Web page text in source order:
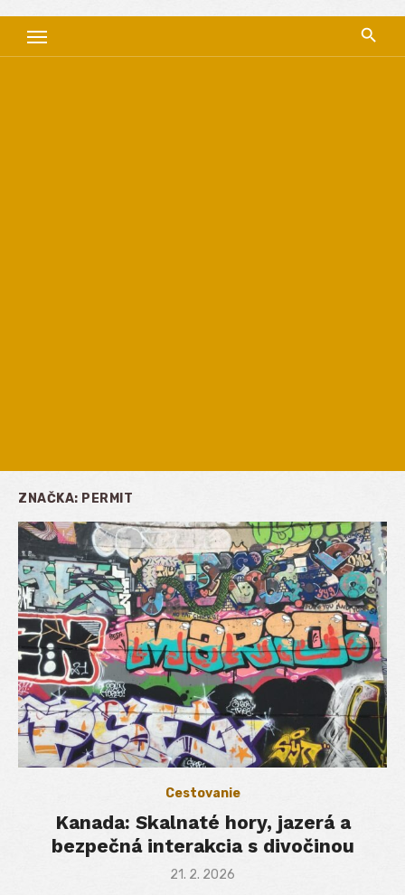
ZNAČKA: PERMIT
Cestovanie
Kanada: Skalnaté hory, jazerá a
bezpečná interakcia s divočinou
Posted
21. 2. 2026